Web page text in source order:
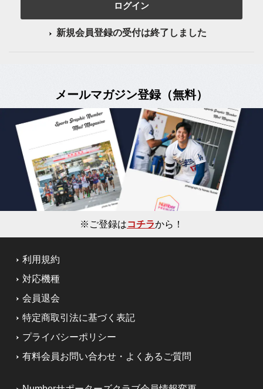
ログイン
新規会員登録の受付は終了しました
メールマガジン登録（無料）
※ご登録はコチラから！
利用規約
対応機種
会員退会
特定商取引法に基づく表記
プライバシーポリシー
有料会員お問い合わせ・よくあるご質問